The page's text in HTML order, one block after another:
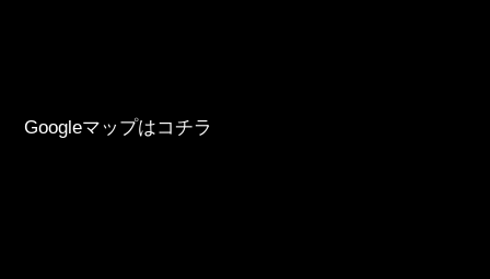
Googleマップはコチラ